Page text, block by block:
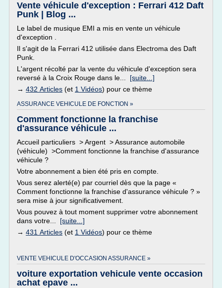
Vente véhicule d'exception : Ferrari 412 Daft
Punk | Blog ...
Le label de musique EMI a mis en vente un véhicule
d'exception .
Il s'agit de la Ferrari 412 utilisée dans Electroma des Daft
Punk.
L'argent récolté par la vente du véhicule d'exception sera
reversé à la Croix Rouge dans le... [suite...]
→ 432 Articles (et 1 Vidéos) pour ce thème
ASSURANCE VEHICULE DE FONCTION »
Comment fonctionne la franchise
d'assurance véhicule ...
Accueil particuliers > Argent > Assurance automobile
(véhicule) >Comment fonctionne la franchise d'assurance
véhicule ?
Votre abonnement a bien été pris en compte.
Vous serez alerté(e) par courriel dès que la page «
Comment fonctionne la franchise d'assurance véhicule ? »
sera mise à jour significativement.
Vous pouvez à tout moment supprimer votre abonnement
dans votre... [suite...]
→ 431 Articles (et 1 Vidéos) pour ce thème
VENTE VEHICULE D'OCCASION ASSURANCE »
voiture exportation vehicule vente occasion
achat epave ...